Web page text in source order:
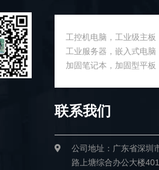
工控机电脑，工业级主板
工业服务器，嵌入式电脑
加固笔记本，加固型平板
联系我们
公司地址：广东省深圳
路上塘综合办公大楼401